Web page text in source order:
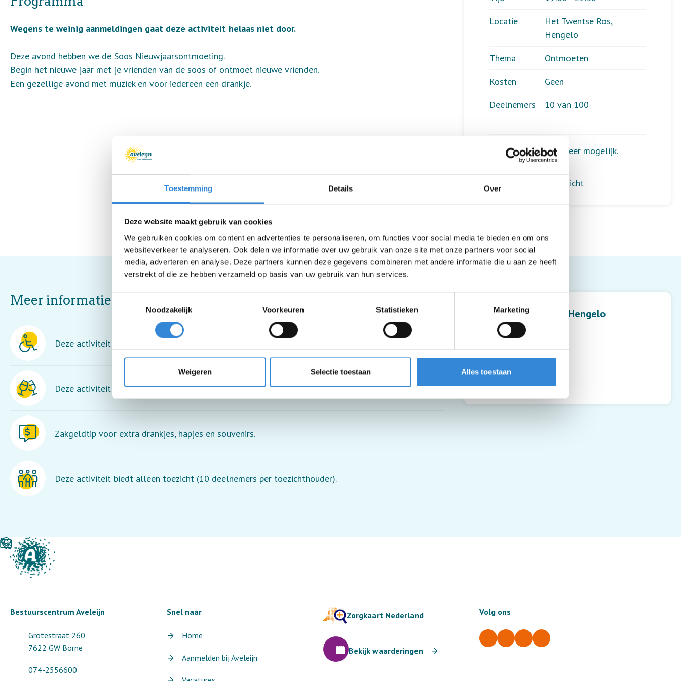
Toestemming Details Over
Deze website maakt gebruik van cookies
We gebruiken cookies om content en advertenties te personaliseren, om functies voor social media te bieden en om ons
websiteverkeer te analyseren. Ook delen we informatie over uw gebruik van onze site met onze partners voor social
media, adverteren en analyse. Deze partners kunnen deze gegevens combineren met andere informatie die u aan ze heeft
verstrekt of die ze hebben verzameld op basis van uw gebruik van hun services.
Noodzakelijk
Voorkeuren Statistieken Marketing
Weigeren Selectie toestaan Alles toestaan
Locatie
Het Twentse Ros,
Hengelo
Thema
Ontmoeten
Kosten
Geen
Deelnemers
10 van 100
Aanmelden is niet meer mogelijk.
Terug naar het overzicht
Wegens te weinig aanmeldingen gaat deze activiteit helaas niet door.
Deze avond hebben we de Soos Nieuwjaarsontmoeting.
Begin het nieuwe jaar met je vrienden van de soos of ontmoet nieuwe vrienden.
Een gezellige avond met muziek en voor iedereen een drankje.
Het Twentse Ros, Hengelo
Twekkelerweg 227
7553 LX,Hengelo
Routebeschrijving
Meer informatie
Deze activiteit is rolstoel toegankelijk.
Deze activiteit is inclusief een drankje.
Zakgeldtip voor extra drankjes, hapjes en souvenirs.
Deze activiteit biedt alleen toezicht (10 deelnemers per toezichthouder).
Bestuurscentrum Aveleijn
Grotestraat 260
7622 GW Borne
074-2556600
Snel naar
Home
Aanmelden bij Aveleijn
Zorgkaart Nederland
Bekijk waarderingen
Volg ons